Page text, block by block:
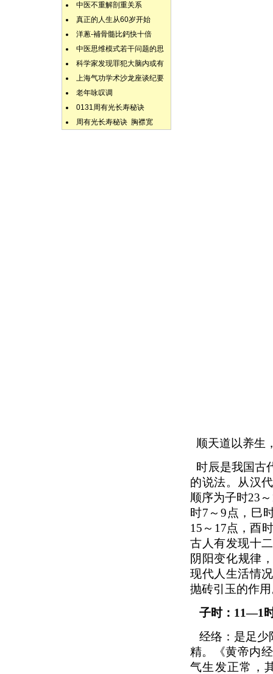
中医不重解剖重关系
真正的人生从60岁开始
洋蔥-補骨髓比鈣快十倍
中医思维模式若干问题的思
科学家发现罪犯大脑内或有
上海气功学术沙龙座谈纪要
老年咏叹调
0131周有光长寿秘诀
周有光长寿秘诀 胸襟宽
顺天道以养生
时辰是我国古
的说法。从汉
顺序为子时23
时7～9点，巳
15～17点，酉
古人有发现十
阴阳变化规律
现代人生活情
抛砖引玉的作
子时：11—1
经络：是足少
精。《黄帝内
气生发正常，